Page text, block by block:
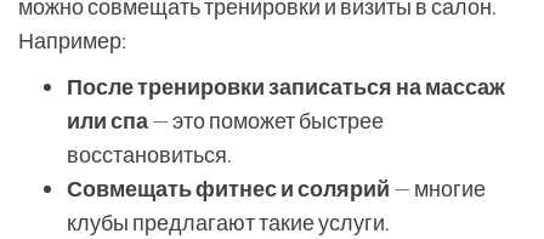
можно совмещать тренировки и визиты в салон.
Например:
После тренировки записаться на массаж
или спа— это поможет быстрее
восстановиться.
Совмещать фитнес и солярий — многие
клубы предлагают такие услуги.